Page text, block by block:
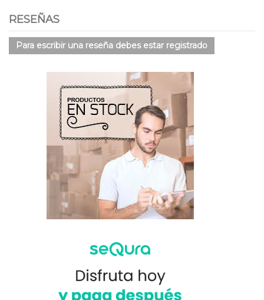
RESEÑAS
Para escribir una reseña debes estar registrado